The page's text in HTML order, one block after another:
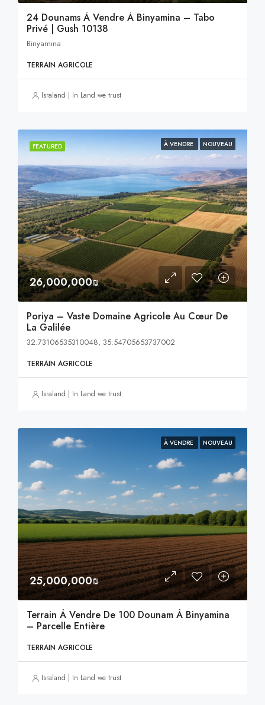
24 Dounams À Vendre À Binyamina – Tabo
Privé | Gush 10138
Binyamina
TERRAIN AGRICOLE
Israland | In Land we trust
FEATURED À VENDRE NOUVEAU
26,000,000₪
Poriya – Vaste Domaine Agricole Au Cœur De
La Galilée
32.73106535310048, 35.54705653737002
TERRAIN AGRICOLE
Israland | In Land we trust
À VENDRE NOUVEAU
25,000,000₪
Terrain À Vendre De 100 Dounam À Binyamina
– Parcelle Entière
TERRAIN AGRICOLE
Israland | In Land we trust